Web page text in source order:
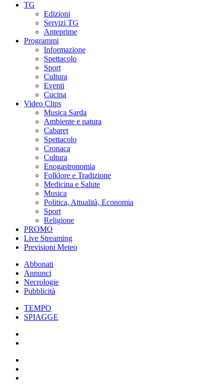
TG
Edizioni
Servizi TG
Anteprime
Programmi
Informazione
Spettacolo
Sport
Cultura
Eventi
Cucina
Video Clips
Musica Sarda
Ambiente e natura
Cabaret
Spettacolo
Cronaca
Cultura
Enogastronomia
Folklore e Tradizione
Medicina e Salute
Musica
Politica, Attualità, Economia
Sport
Religione
PROMO
Live Streaming
Previsioni Meteo
Abbonati
Annunci
Necrologie
Pubblicità
TEMPO
SPIAGGE